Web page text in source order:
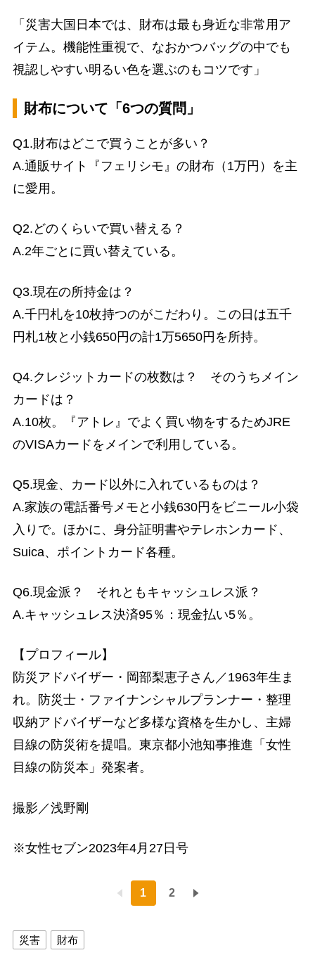
「災害大国日本では、財布は最も身近な非常用ア
イテム。機能性重視で、なおかつバッグの中でも
視認しやすい明るい色を選ぶのもコツです」
財布について「6つの質問」
Q1.財布はどこで買うことが多い？
A.通販サイト『フェリシモ』の財布（1万円）を主
に愛用。
Q2.どのくらいで買い替える？
A.2年ごとに買い替えている。
Q3.現在の所持金は？
A.千円札を10枚持つのがこだわり。この日は五千
円札1枚と小銭650円の計1万5650円を所持。
Q4.クレジットカードの枚数は？ そのうちメイン
カードは？
A.10枚。『アトレ』でよく買い物をするためJRE
のVISAカードをメインで利用している。
Q5.現金、カード以外に入れているものは？
A.家族の電話番号メモと小銭630円をビニール小袋
入りで。ほかに、身分証明書やテレホンカード、
Suica、ポイントカード各種。
Q6.現金派？ それともキャッシュレス派？
A.キャッシュレス決済95％：現金払い5％。
【プロフィール】
防災アドバイザー・岡部梨恵子さん／1963年生ま
れ。防災士・ファイナンシャルプランナー・整理
収納アドバイザーなど多様な資格を生かし、主婦
目線の防災術を提唱。東京都小池知事推進「女性
目線の防災本」発案者。
撮影／浅野剛
※女性セブン2023年4月27日号
1 2
災害 財布